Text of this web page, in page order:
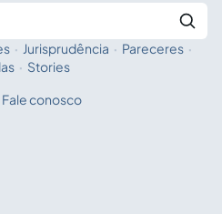
com a IA
· Jurisprudência · Pareceres ·
· Stories
Fale conosco